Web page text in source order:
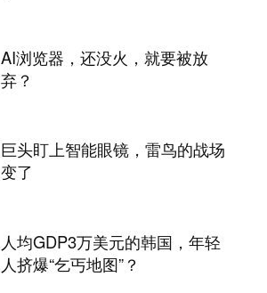
AI浏览器，还没火，就要被放
弃？
巨头盯上智能眼镜，雷鸟的战场
变了
人均GDP3万美元的韩国，年轻
人挤爆“乞丐地图”？